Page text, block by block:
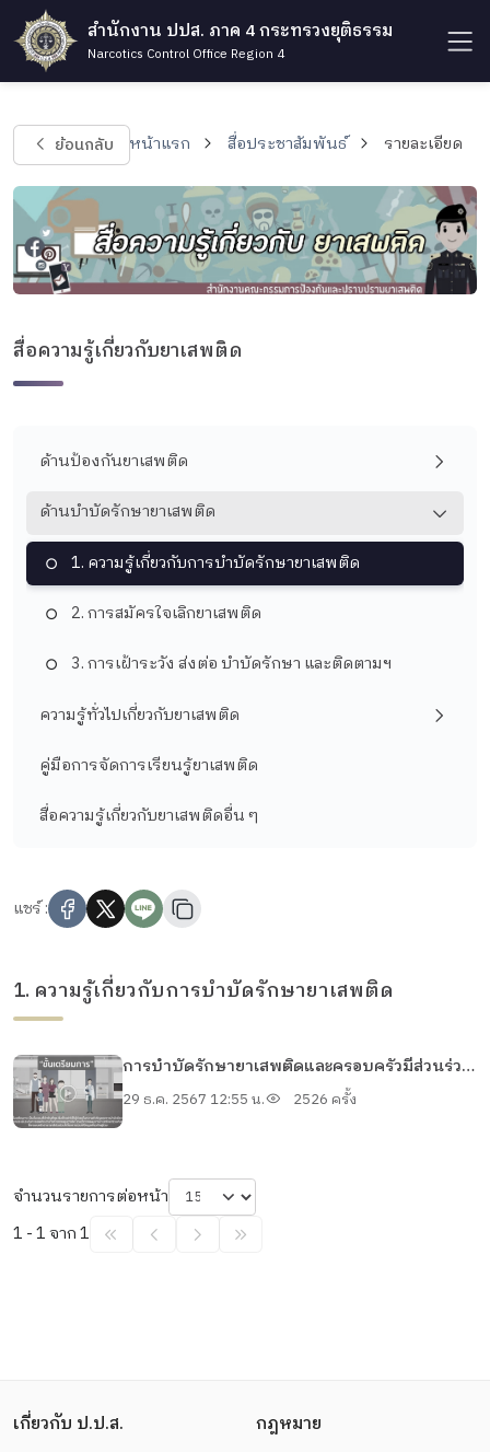
สำนักงาน ปปส. ภาค 4 กระทรวงยุติธรรม
Narcotics Control Office Region 4
ย้อนกลับ หน้าแรก สื่อประชาสัมพันธ์ รายละเอียด
สื่อความรู้เกี่ยวกับยาเสพติด
ด้านป้องกันยาเสพติด
ด้านบำบัดรักษายาเสพติด
1. ความรู้เกี่ยวกับการบำบัดรักษายาเสพติด
2. การสมัครใจเลิกยาเสพติด
3. การเฝ้าระวัง ส่งต่อ บำบัดรักษา และติดตามฯ
ความรู้ทั่วไปเกี่ยวกับยาเสพติด
คู่มือการจัดการเรียนรู้ยาเสพติด
สื่อความรู้เกี่ยวกับยาเสพติดอื่น ๆ
แชร์ :
1. ความรู้เกี่ยวกับการบำบัดรักษายาเสพติด
การบำบัดรักษายาเสพติดและครอบครัวมีส่วนร่วม
ในการดูแลบุตรหลานอย่างไร
29 ธ.ค. 2567 12:55 น. 2526 ครั้ง
จำนวนรายการต่อหน้า
1 - 1 จาก 1
เกี่ยวกับ ป.ป.ส. กฎหมาย